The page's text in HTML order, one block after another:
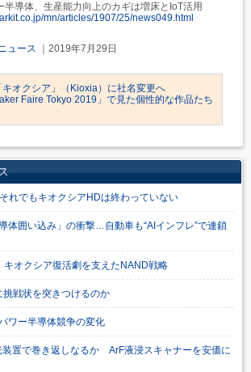
半導体、生産能力向上のカギは増床とIoT活用
mn/articles/1907/25/news049.html
ュース ｜2019年7月29日
オクシア」（Kioxia）に社名変更へ
Faire Tokyo 2019」で見た個性的な作品たち
れでもキオクシアHDは終わっていない
体囲い込み」の衝撃…自動車も“AIインフレ”で連鎖
オクシア復活劇を支えたNAND戦略
戦状を突きつけるのか
ワー半導体競争の変化
装置で巻き返しなるか ArF液浸スキャナーを安価に